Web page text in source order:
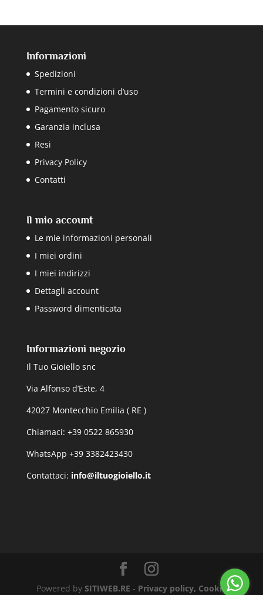
Informazioni
Spedizioni
Termini e condizioni d’uso
Pagamento sicuro
Garanzia inclusa
Resi
Privacy Policy
Contatti
Il mio account
Le mie informazioni personali
I miei ordini
I miei indirizzi
Dettagli account
Password dimenticata
Informazioni negozio
Il Tuo Gioiello snc
Via Alfonso d’Este, 4
42027 Montecchio Emilia ( RE )
Chiamaci: +39 0522 865930
WhatsApp +39 3382423430
Contattaci: info@iltuogioiello.it
Powered by SITIWEB.RE - Privacy policy, Cookie